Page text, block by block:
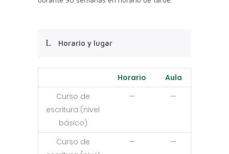
Horario y lugar
Horario
Aula
Curso de
escritura (nivel
básico)
— —
Curso de
— —